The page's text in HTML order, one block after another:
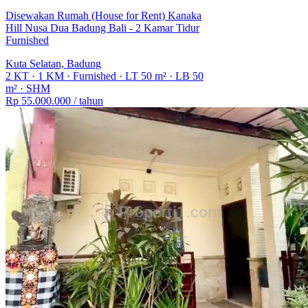
Alat Dapur, Kasur, Lemari
Disewakan Rumah (House for Rent) Kanaka
Hill Nusa Dua Badung Bali - 2 Kamar Tidur
Furnished
Kuta Selatan, Badung
2 KT · 1 KM · Furnished · LT 50 m² · LB 50
m² · SHM
Rp 55.000.000 / tahun